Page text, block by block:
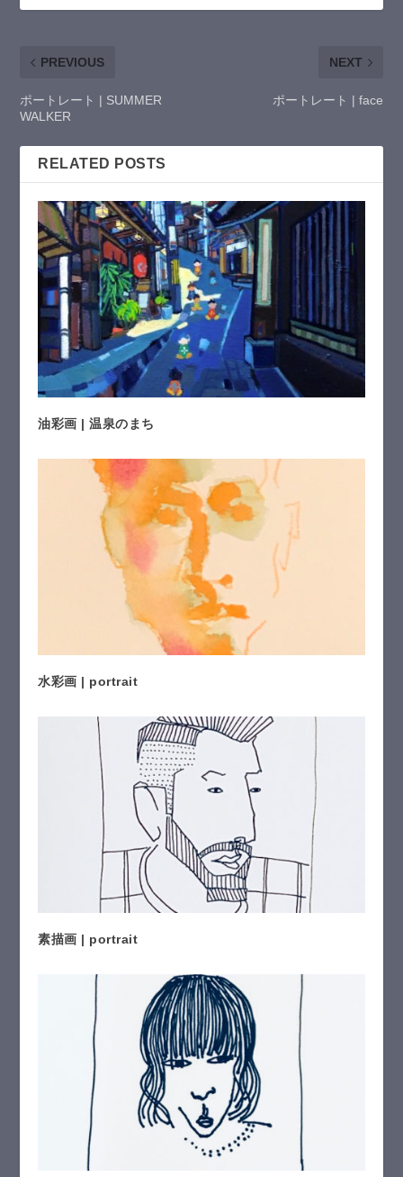
PREVIOUS
ポートレート | SUMMER
WALKER
NEXT
ポートレート | face
RELATED POSTS
油彩画 | 温泉のまち
水彩画 | portrait
素描画 | portrait